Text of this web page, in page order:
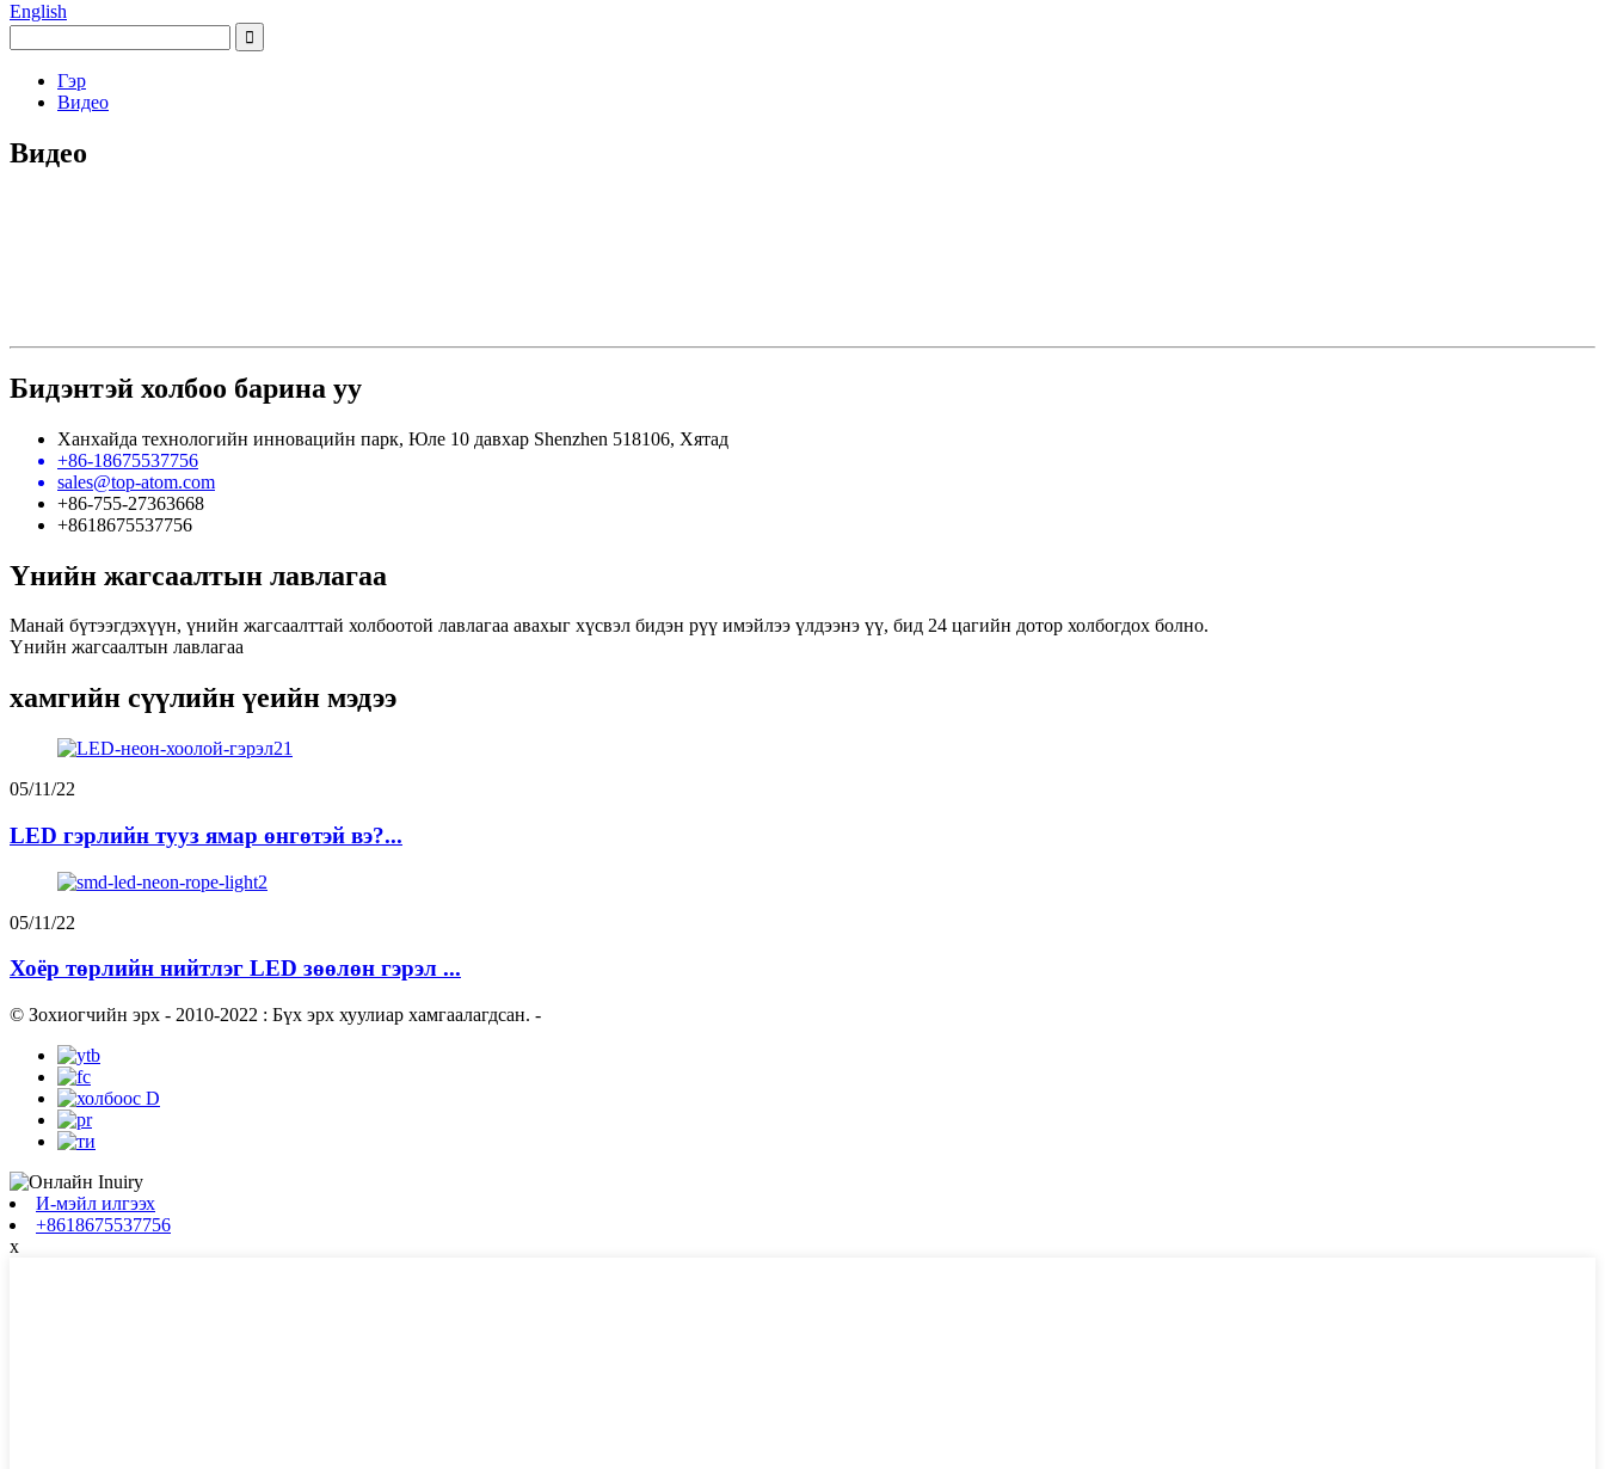
English
Гэр
Видео
Видео
Бидэнтэй холбоо барина уу
Ханхайда технологийн инновацийн парк, Юле 10 давхар Shenzhen 518106, Хятад
+86-18675537756
sales@top-atom.com
+86-755-27363668
+8618675537756
Үнийн жагсаалтын лавлагаа
Манай бүтээгдэхүүн, үнийн жагсаалттай холбоотой лавлагаа авахыг хүсвэл бидэн рүү имэйлээ үлдээнэ үү, бид 24 цагийн дотор холбогдох болно.
Үнийн жагсаалтын лавлагаа
хамгийн сүүлийн үеийн мэдээ
05/11/22
LED гэрлийн тууз ямар өнгөтэй вэ?...
05/11/22
Хоёр төрлийн нийтлэг LED зөөлөн гэрэл ...
© Зохиогчийн эрх - 2010-2022 : Бүх эрх хуулиар хамгаалагдсан. -
И-мэйл илгээх
+8618675537756
x